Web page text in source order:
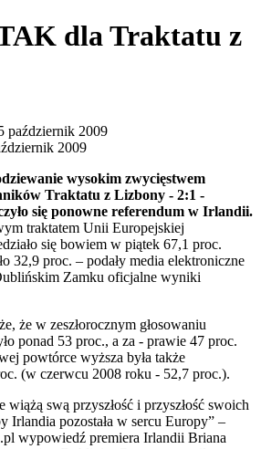
dla Traktatu z
październik 2009
2009
wysokim zwycięstwem
Traktatu z Lizbony - 2:1 -
się ponowne referendum w Irlandii.
traktatem Unii Europejskiej
się bowiem w piątek 67,1 proc.
32,9 proc. – podały media elektroniczne
Zamku oficjalne wyniki
że w zeszłorocznym głosowaniu
ponad 53 proc., a za - prawie 47 proc.
powtórce wyższa była także
(w czerwcu 2008 roku - 52,7 proc.).
swą przyszłość i przyszłość swoich
Irlandia pozostała w sercu Europy” –
wypowiedź premiera Irlandii Briana